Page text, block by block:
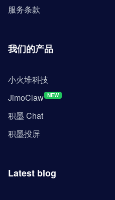
服务条款
我们的产品
小火堆科技
JimoClaw NEW
积墨 Chat
积墨投屏
Latest blog